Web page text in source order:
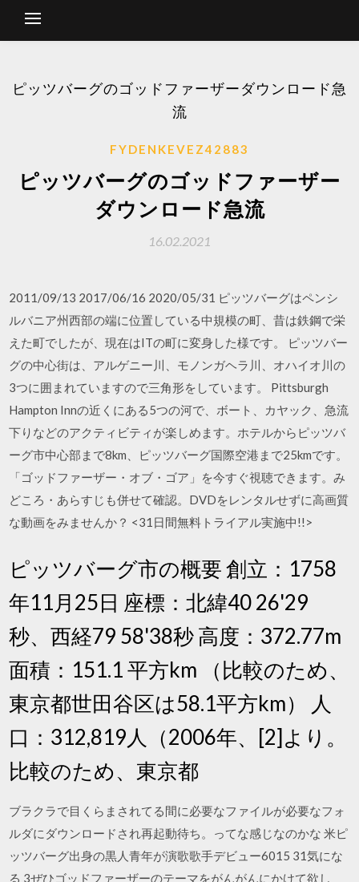
ピッツバーグのゴッドファーザーダウンロード急
流
FYDENKEVEZ42883
ピッツバーグのゴッドファーザー
ダウンロード急流
16.02.2021
2011/09/13 2017/06/16 2020/05/31 ピッツバーグはペンシ
ルバニア州西部の端に位置している中規模の町、昔は鉄鋼で栄
えた町でしたが、現在はITの町に変身した様です。 ピッツバー
グの中心街は、アルゲニー川、モノンガヘラ川、オハイオ川の
3つに囲まれていますので三角形をしています。 Pittsburgh
Hampton Innの近くにある5つの河で、ボート、カヤック、急流
下りなどのアクティビティが楽しめます。ホテルからピッツバ
ーグ市中心部まで8km、ピッツバーグ国際空港まで25kmです。
「ゴッドファーザー・オブ・ゴア」を今すぐ視聴できます。み
どころ・あらすじも併せて確認。DVDをレンタルせずに高画質
な動画をみませんか？ <31日間無料トライアル実施中!!>
ピッツバーグ市の概要 創立：1758
年11月25日 座標：北緯40 26'29
秒、西経79 58'38秒 高度：372.77m
面積：151.1 平方km （比較のため、
東京都世田谷区は58.1平方km） 人
口：312,819人（2006年、[2]より。
比較のため、東京都
ブラクラで目くらまされてる間に必要なファイルが必要なフォ
ルダにダウンロードされ再起動待ち。ってな感じなのかな 米ピ
ッツバーグ出身の黒人青年が演歌歌手デビュー6015 31気にな
る 3ぜひゴッドファーザーのテーマをがんがんにかけて欲し